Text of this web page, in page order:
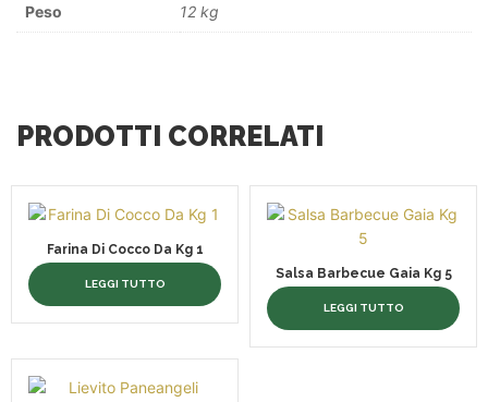
Peso 12 kg
PRODOTTI CORRELATI
Farina Di Cocco Da Kg 1
LEGGI TUTTO
Salsa Barbecue Gaia Kg 5
LEGGI TUTTO